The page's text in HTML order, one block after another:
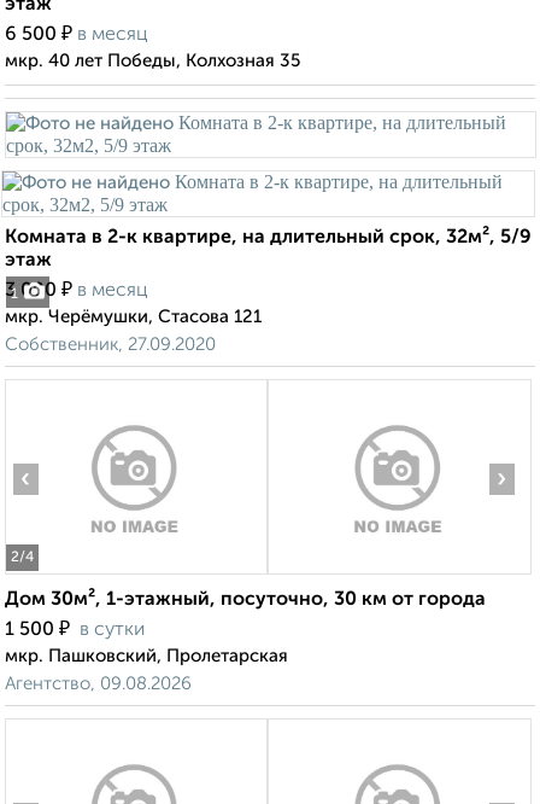
этаж
6 500 ₽ в месяц
мкр. 40 лет Победы, Колхозная 35
1
Комната в 2-к квартире, на длительный срок, 32м², 5/9
этаж
3 000 ₽ в месяц
мкр. Черёмушки, Стасова 121
Собственник, 27.09.2020
2/4
‹ ›
Дом 30м², 1-этажный, посуточно, 30 км от города
1 500 ₽ в сутки
мкр. Пашковский, Пролетарская
Агентство, 09.08.2026